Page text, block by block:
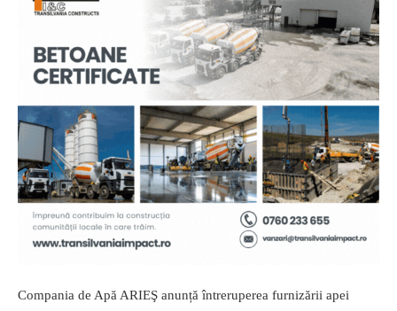
Compania de Apă ARIEŞ anunță întreruperea furnizării apei